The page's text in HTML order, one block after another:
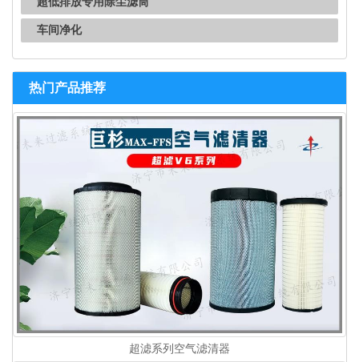
车间净化
热门产品推荐
超滤系列空气滤清器